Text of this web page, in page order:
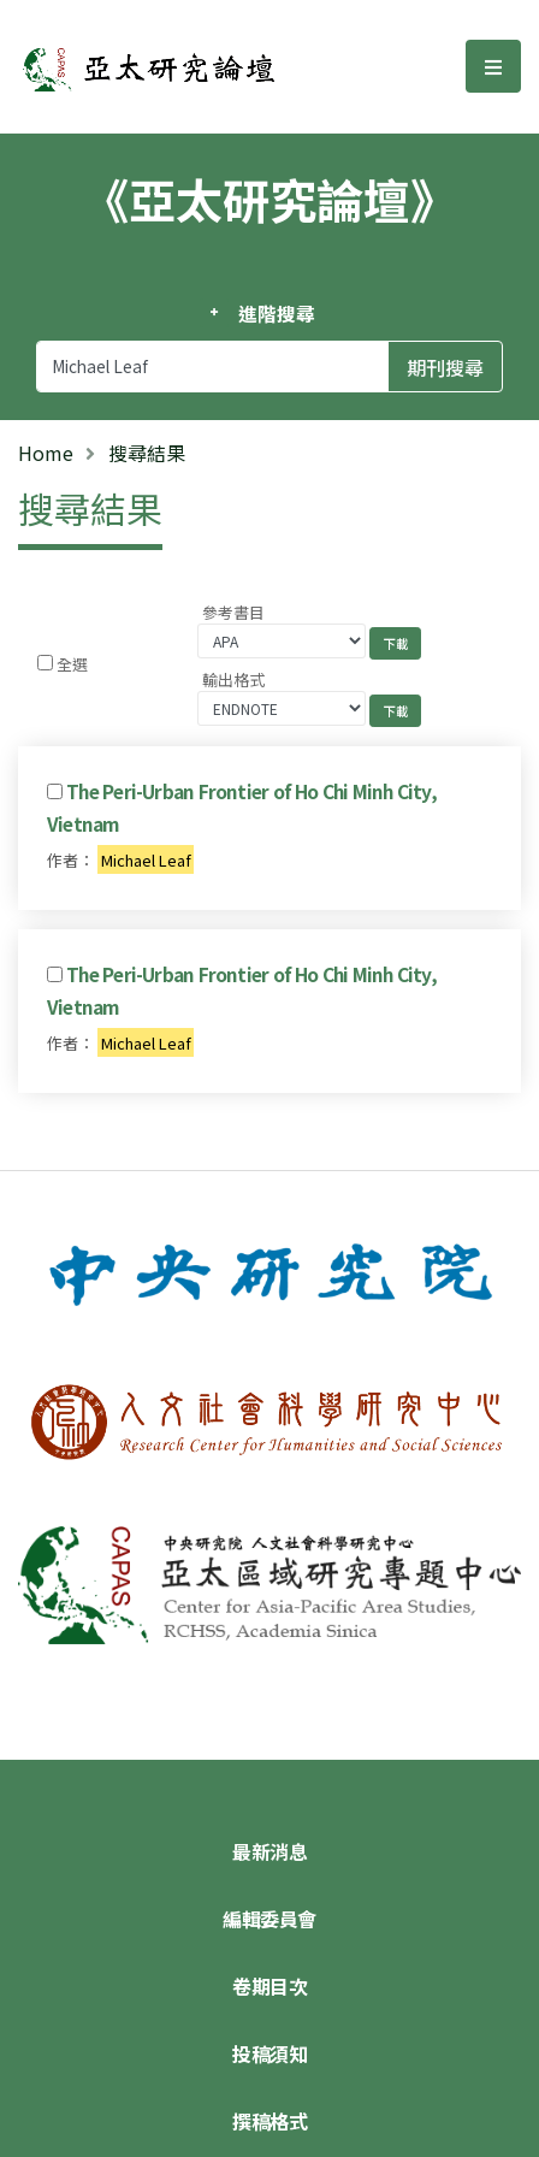
亞太研究論壇 選
《亞太研究論壇》
進階搜尋
Home 搜尋結果
搜尋結果
全選
參考書目
輸出格式
The Peri-Urban Frontier of Ho Chi Minh City,
Vietnam
作者： Michael Leaf
The Peri-Urban Frontier of Ho Chi Minh City,
Vietnam
作者： Michael Leaf
最新消息
編輯委員會
卷期目次
投稿須知
撰稿格式